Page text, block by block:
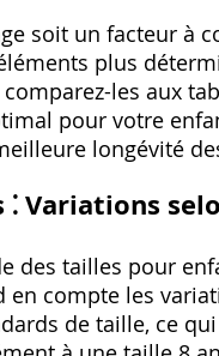
soit un facteur à
plus
les aux
pour votre
longévité
Variations
des tailles pour
compte les
de taille‚ ce